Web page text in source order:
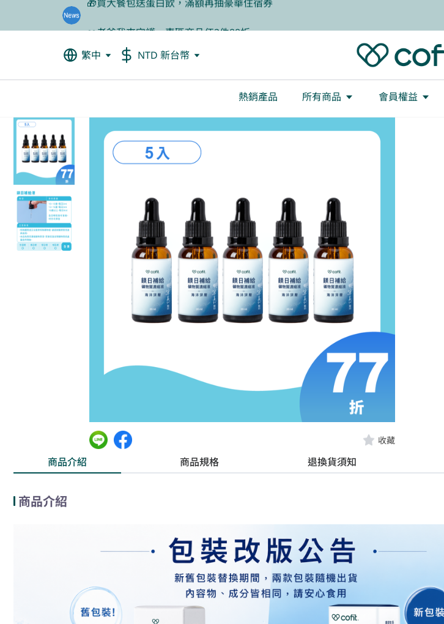
🦐餐前1分鐘輕鬆吃美食，甲殼素66折起
繁中 NTD 新台幣
熱銷產品 所有商品 會員權益
收藏
商品介紹 商品規格 退換貨須知
商品介紹